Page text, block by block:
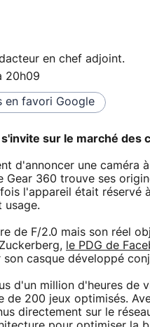
en chef adjoint.
20h09
en favori Google
sur le marché des
d'annoncer une caméra
Gear 360 trouve ses
l'appareil était réservé
usage.
de F/2.0 mais son réel
le PDG de
casque développé
d'un million d'heures de
de 200 jeux optimisés.
directement sur le